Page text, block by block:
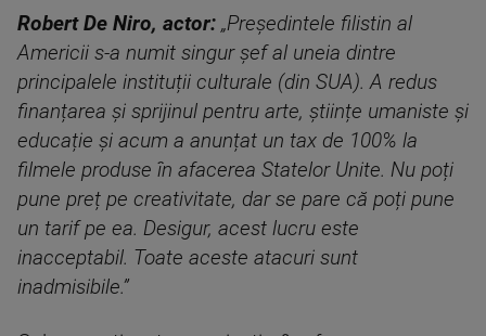
Robert De Niro, actor: „Președintele filistin al
Americii s-a numit singur șef al uneia dintre
principalele instituții culturale (din SUA). A redus
finanțarea și sprijinul pentru arte, științe umaniste și
educație și acum a anunțat un tax de 100% la
filmele produse în afacerea Statelor Unite. Nu poți
pune preț pe creativitate, dar se pare că poți pune
un tarif pe ea. Desigur, acest lucru este
inacceptabil. Toate aceste atacuri sunt
inadmisibile.”